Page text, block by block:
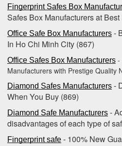
Fingerprint Safes Box
Safes Box Manufacturers at
Office Safe Box Manufacturers -
In Ho Chi Minh City (867)
Office Safes Box Manufacturers -
Manufacturers with Prestige Quality
Diamond Safes Manufacturers -
When You Buy (869)
Diamond Safe Manufacturers -
disadvantages of each type of
Fingerprint safe - 100% New